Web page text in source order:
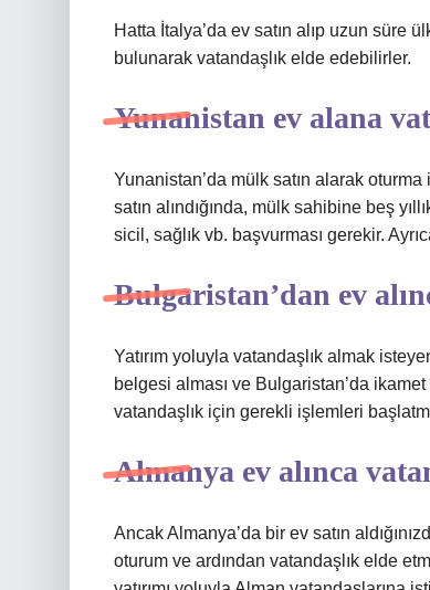
Hatta İtalya’da ev satın alıp uzun süre
bulunarak vatandaşlık elde edebilirler.
Yunanistan ev alana
Yunanistan’da mülk satın alarak
satın alındığında, mülk sahibine beş
sicil, sağlık vb. başvurması gerekir.
Bulgaristan’dan ev
Yatırım yoluyla vatandaşlık almak
belgesi alması ve Bulgaristan’da
vatandaşlık için gerekli işlemleri
Almanya ev alınca
Ancak Almanya’da bir ev satın
oturum ve ardından vatandaşlık elde